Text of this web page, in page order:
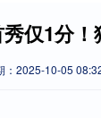
仅1分！
：2025-10-05